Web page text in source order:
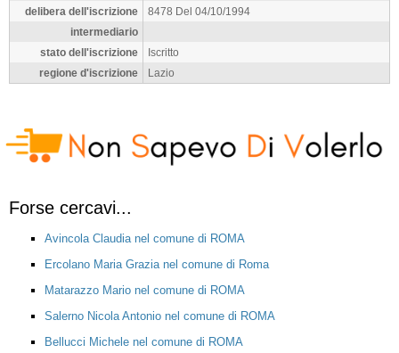
delibera dell'iscrizione
8478 Del 04/10/1994
intermediario
stato dell'iscrizione
Iscritto
regione d'iscrizione
Lazio
Forse cercavi...
Avincola Claudia nel comune di ROMA
Ercolano Maria Grazia nel comune di Roma
Matarazzo Mario nel comune di ROMA
Salerno Nicola Antonio nel comune di ROMA
Bellucci Michele nel comune di ROMA